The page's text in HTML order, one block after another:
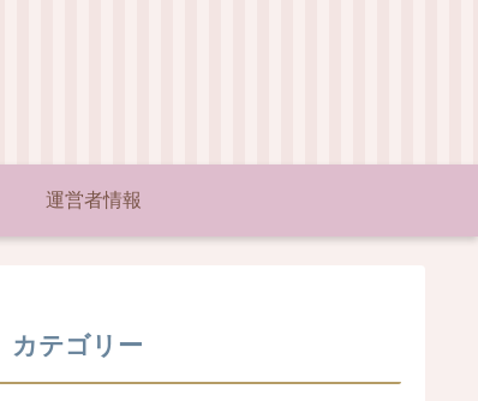
運営者情報
カテゴリー